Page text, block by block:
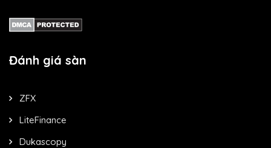
Đánh giá sàn
ZFX
LiteFinance
Dukascopy